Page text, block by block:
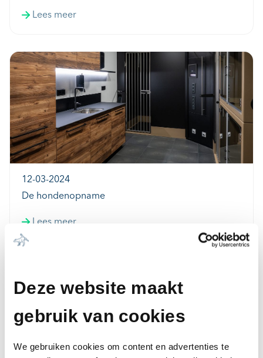
Deze website maakt
gebruik van cookies
We gebruiken cookies om content en advertenties te
Lees meer
12-03-2024
De hondenopname
Lees meer